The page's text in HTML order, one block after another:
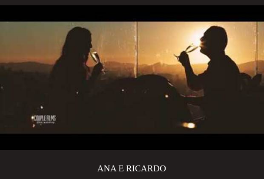
ANA E RICARDO